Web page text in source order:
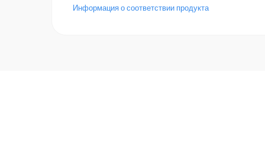
Информация о соответствии продукта